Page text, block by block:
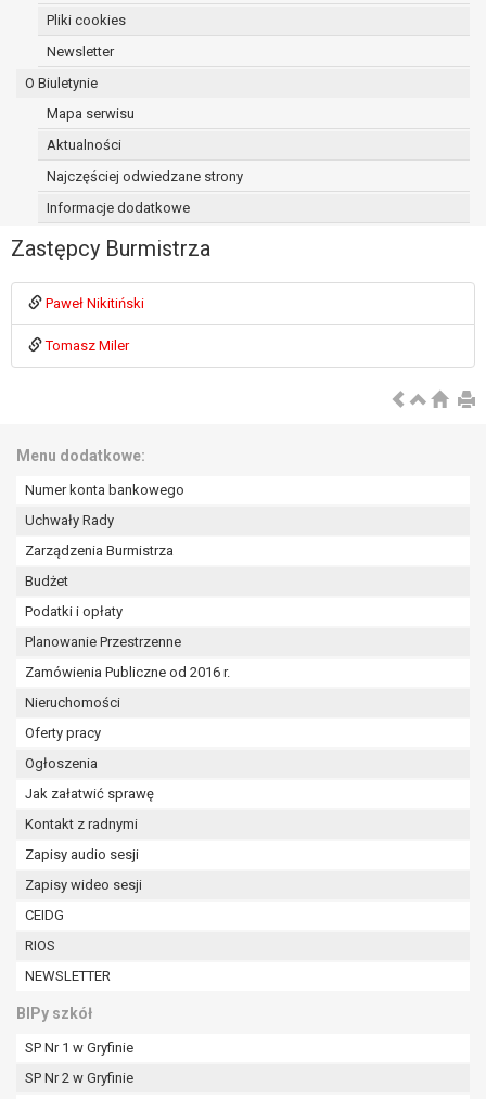
Pliki cookies
Newsletter
O Biuletynie
Mapa serwisu
Aktualności
Najczęściej odwiedzane strony
Informacje dodatkowe
Zastępcy Burmistrza
Paweł Nikitiński
Tomasz Miler
Menu dodatkowe:
Numer konta bankowego
Uchwały Rady
Zarządzenia Burmistrza
Budżet
Podatki i opłaty
Planowanie Przestrzenne
Zamówienia Publiczne od 2016 r.
Nieruchomości
Oferty pracy
Ogłoszenia
Jak załatwić sprawę
Kontakt z radnymi
Zapisy audio sesji
Zapisy wideo sesji
CEIDG
RIOS
NEWSLETTER
BIPy szkół
SP Nr 1 w Gryfinie
SP Nr 2 w Gryfinie
danych - do czasu ustalenia czy
prawnie uzasadnione podstawy po
podstawie art. 20 RODO, w przypadku gdy
przetwarzanie danych odbywa się na
której dane dotyczą lub na podstawie
zgody wyrażonej przez tą osobę,
danych na podstawie art. 21 RODO, wobec
przetwarzania danych osobowych, którego
sprawowania władzy publicznej
wynikających z prawnie
szczególną sytuacją. W razie wniesienia
nadrzędnych wobec interesów, praw i
wolności osoby, której dane dotyczą, lub
na przetwarzanie danych osobowych (art. 6 ust. 1
cofnięcia tej zgody w dowolnym momencie.
Cofnięcie to nie ma wpływu na zgodność
przetwarzania, którego dokonano na podstawie